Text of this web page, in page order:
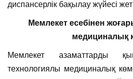
диспансерлік бақылау жүйесі
Мемлекет есебінен
медициналық
Мемлекет азаматтарды
технологиялы медициналық